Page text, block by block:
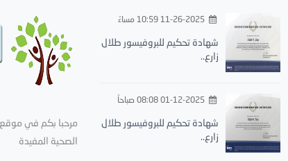
شهادة تحكيم للبروفيسور طلال
زارع..
شهادة تحكيم للبروفيسور طلال
زارع..
مرحبا بكم في موقع
الصحية المفيدة